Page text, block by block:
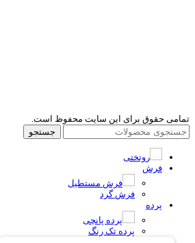
تمامی حقوق برای این سایت محفوظ است.
جستجو
روتختی
فرش
فرش مستطیل
فرش گرد
پرده
پرده پانچی
پرده تک رنگ